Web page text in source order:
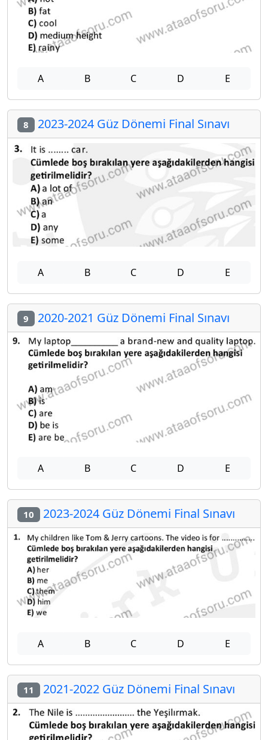
A B C D E
8 2023-2024 Güz Dönemi Final Sınavı
A B C D E
9 2020-2021 Güz Dönemi Final Sınavı
A B C D E
10 2023-2024 Güz Dönemi Final Sınavı
A B C D E
11 2021-2022 Güz Dönemi Final Sınavı